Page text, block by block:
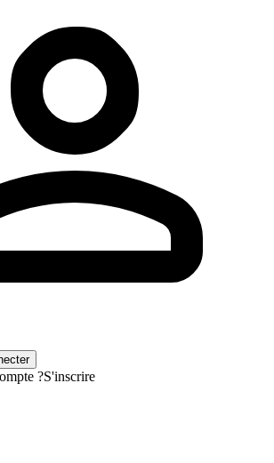
?S'inscrire